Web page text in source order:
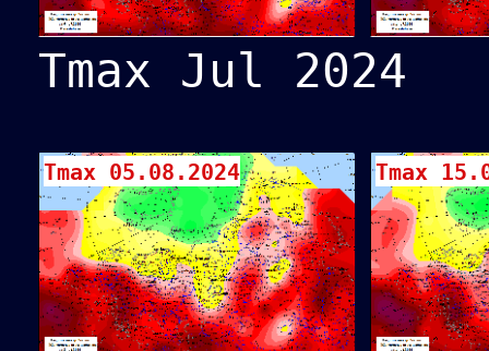
Tmax Jul 2024
Tmax 05.08.2024 Tmax